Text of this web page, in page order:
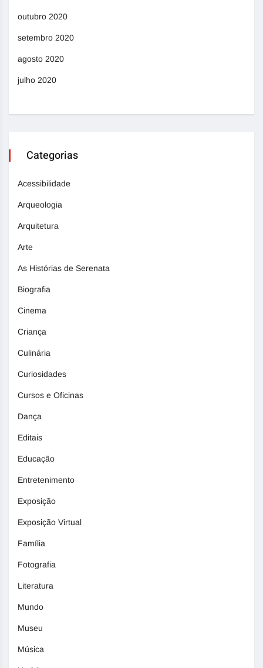
outubro 2020
setembro 2020
agosto 2020
julho 2020
Categorias
Acessibilidade
Arqueologia
Arquitetura
Arte
As Histórias de Serenata
Biografia
Cinema
Criança
Culinária
Curiosidades
Cursos e Oficinas
Dança
Editais
Educação
Entretenimento
Exposição
Exposição Virtual
Família
Fotografia
Literatura
Mundo
Museu
Música